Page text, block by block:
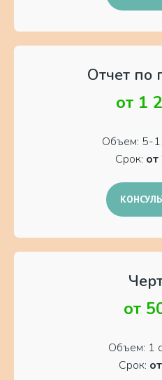
Отчет по
от 1
Объем: 5-
Срок:
от
Объем: 1
Срок: